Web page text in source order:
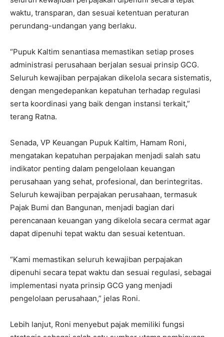
waktu, transparan, dan sesuai ketentuan peraturan
perundang-undangan yang berlaku.
“Pupuk Kaltim senantiasa memastikan setiap proses
administrasi perusahaan berjalan sesuai prinsip GCG.
Seluruh kewajiban perpajakan dikelola secara sistematis,
dengan mengedepankan kepatuhan terhadap regulasi
serta koordinasi yang baik dengan instansi terkait,”
terang Ratna.
Senada, VP Keuangan Pupuk Kaltim, Hamam Roni,
mengatakan kepatuhan perpajakan menjadi salah satu
indikator penting dalam pengelolaan keuangan
perusahaan yang sehat, profesional, dan berintegritas.
Seluruh kewajiban perpajakan perusahaan, termasuk
Pajak Bumi dan Bangunan, menjadi bagian dari
perencanaan keuangan yang dikelola secara cermat agar
dapat dipenuhi tepat waktu dan sesuai ketentuan.
“Kami memastikan seluruh kewajiban perpajakan
dipenuhi secara tepat waktu dan sesuai regulasi, sebagai
implementasi nyata prinsip GCG yang menjadi
pengelolaan perusahaan,” jelas Roni.
Lebih lanjut, Roni menyebut pajak memiliki fungsi